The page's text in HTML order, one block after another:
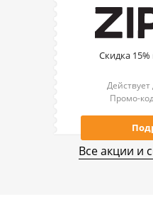
Скидка
Действует
Промо-
Все акции и